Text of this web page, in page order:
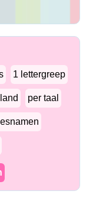
1 lettergreep
per taal